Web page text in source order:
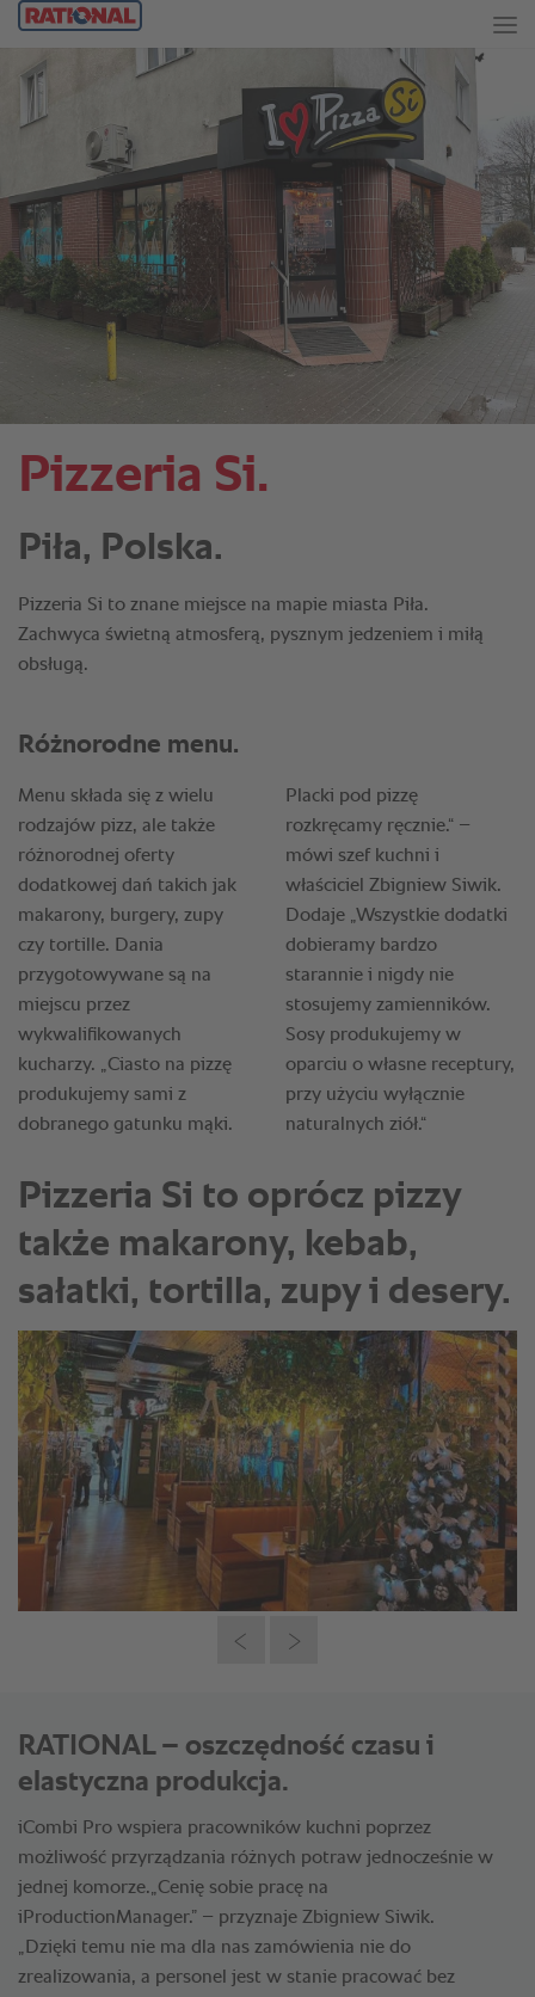
Pizzeria Si.
Piła, Polska.
Pizzeria Si to znane miejsce na mapie miasta Piła.
Zachwyca świetną atmosferą, pysznym jedzeniem i miłą
obsługą.
Pizzeria Si to oprócz pizzy
także makarony, kebab,
sałatki, tortilla, zupy i desery.
RATIONAL – oszczędność czasu i
elastyczna produkcja.
iCombi Pro wspiera pracowników kuchni poprzez
możliwość przyrządzania różnych potraw jednocześnie w
jednej komorze.„Cenię sobie pracę na
iProductionManager.” – przyznaje Zbigniew Siwik.
„Dzięki temu nie ma dla nas zamówienia nie do
zrealizowania, a personel jest w stanie pracować bez